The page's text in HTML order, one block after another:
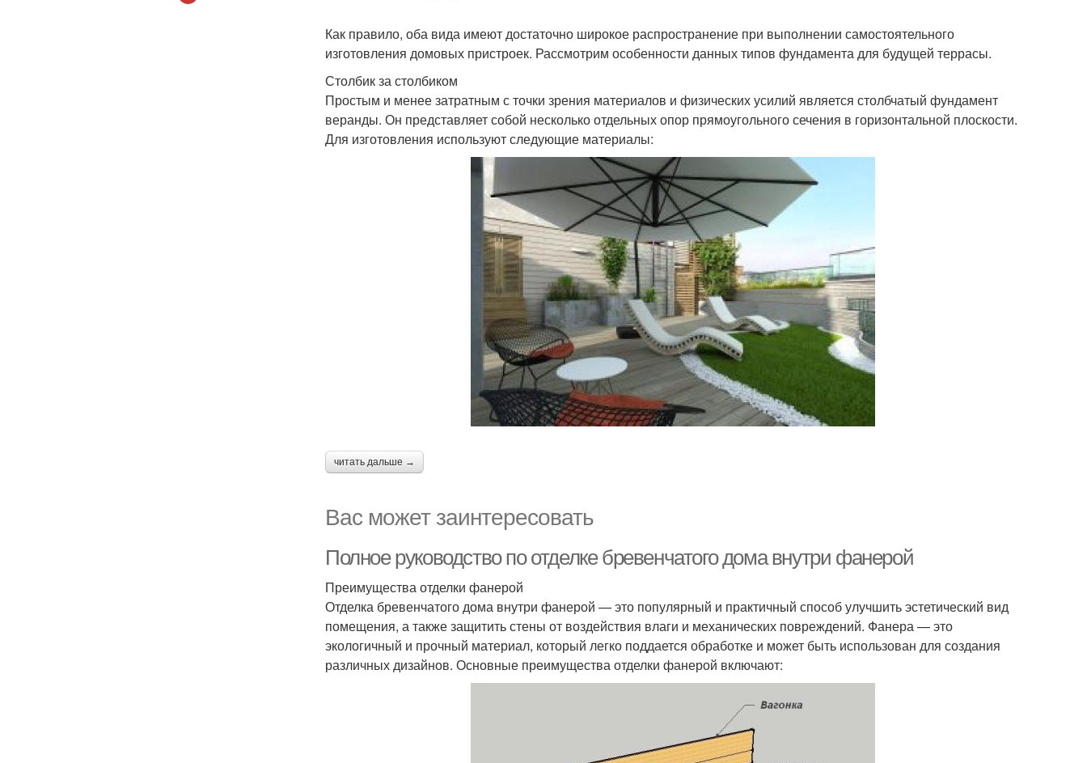
Как правило, оба вида имеют достаточно широкое распространение при выполнении самостоятельного
изготовления домовых пристроек. Рассмотрим особенности данных типов фундамента для будущей террасы.
Столбик за столбиком
Простым и менее затратным с точки зрения материалов и физических усилий является столбчатый фундамент
веранды. Он представляет собой несколько отдельных опор прямоугольного сечения в горизонтальной плоскости.
Для изготовления используют следующие материалы:
читать дальше →
Вас может заинтересовать
Полное руководство по отделке бревенчатого дома внутри фанерой
Преимущества отделки фанерой
Отделка бревенчатого дома внутри фанерой — это популярный и практичный способ улучшить эстетический вид
помещения, а также защитить стены от воздействия влаги и механических повреждений. Фанера — это
экологичный и прочный материал, который легко поддается обработке и может быть использован для создания
различных дизайнов. Основные преимущества отделки фанерой включают: